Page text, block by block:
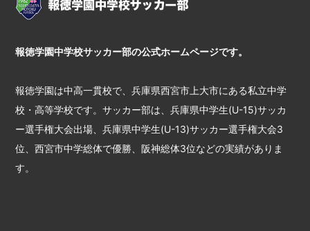
報徳学園中学校サッカー部の公式ホームページです。
報徳学園は中高一貫校で、兵庫県西宮市上大市にある私立中学
校・高等学校です。サッカー部は、兵庫県中学生(U-15)サッカ
ー選手権大会出場、兵庫県中学生(U-13)サッカー選手権大会3
位、西宮市中学総体で優勝、阪神総体3位などの実績がありま
す。